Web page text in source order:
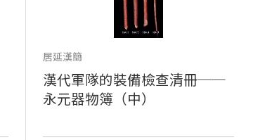
居延漢簡
漢代軍隊的裝備檢查清冊──
永元器物簿（中）